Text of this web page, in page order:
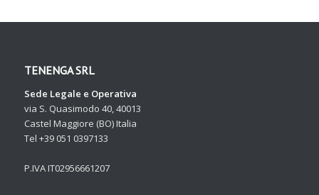
TENENGA SRL
Sede Legale e Operativa
via S. Quasimodo 40, 40013
Castel Maggiore (BO) Italia
Tel +39 051 0397133
P.IVA IT02956661207